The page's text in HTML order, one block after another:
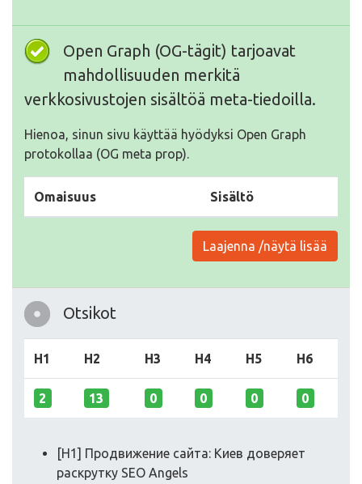
Open Graph (OG-tägit) tarjoavat
mahdollisuuden merkitä
verkkosivustojen sisältöä meta-tiedoilla.
Hienoa, sinun sivu käyttää hyödyksi Open Graph
protokollaa (OG meta prop).
Omaisuus Sisältö
Laajenna /näytä lisää
Otsikot
H1 H2 H3 H4 H5 H6
2 13 0 0 0 0
[H1] Продвижение сайта: Киев доверяет
раскрутку SEO Angels